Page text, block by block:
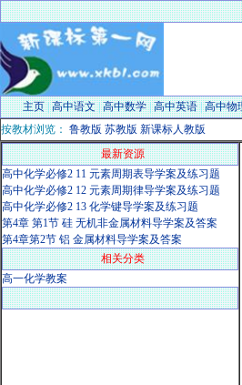
主页|高中语文|高中数学|高中英语|高中物
按教材浏览： 鲁教版 苏教版 新课标人教版
最新资源
高中化学必修2 11 元素周期表导学案及练习题
高中化学必修2 12 元素周期律导学案及练习题
高中化学必修2 13 化学键导学案及练习题
第4章 第1节 硅 无机非金属材料导学案及答案
第4章第2节 铝 金属材料导学案及答案
相关分类
高一化学教案